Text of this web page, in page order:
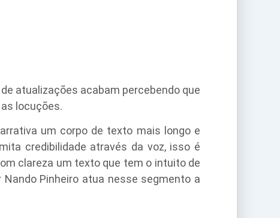
atualizações acabam percebendo que
locuções.
um corpo de texto mais longo e
credibilidade através da voz, isso é
clareza um texto que tem o intuito de
Pinheiro atua nesse segmento a